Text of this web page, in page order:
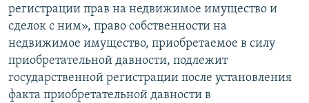
регистрации прав на недвижимое имущество и
сделок с ним», право собственности на
недвижимое имущество, приобретаемое в силу
приобретательной давности, подлежит
государственной регистрации после установления
факта приобретательной давности в